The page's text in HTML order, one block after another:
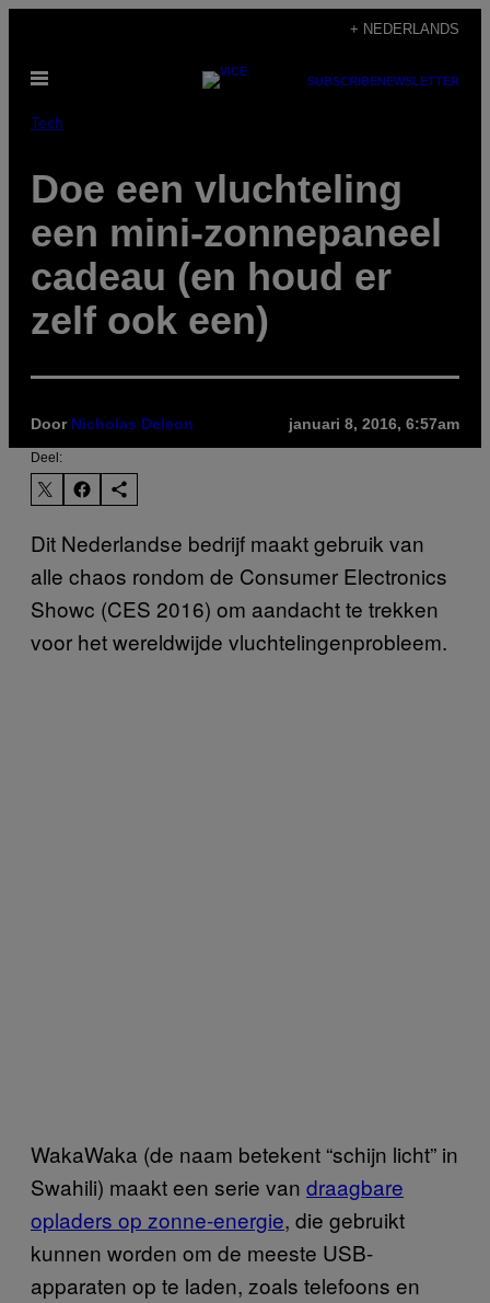
de
inhoud
+ NEDERLANDS
Open
SUBSCRIBENEWSLETTER
Tech
Doe een vluchteling
een mini-zonnepaneel
cadeau (en houd er
zelf ook een)
Door Nicholas Deleon januari 8, 2016, 6:57am
Deel:
Dit Nederlandse bedrijf maakt gebruik van
alle chaos rondom de Consumer Electronics
Showc (CES 2016) om aandacht te trekken
voor het wereldwijde vluchtelingenprobleem.
WakaWaka (de naam betekent “schijn licht” in
Swahili) maakt een serie van draagbare
opladers op zonne-energie, die gebruikt
kunnen worden om de meeste USB-
apparaten op te laden, zoals telefoons en